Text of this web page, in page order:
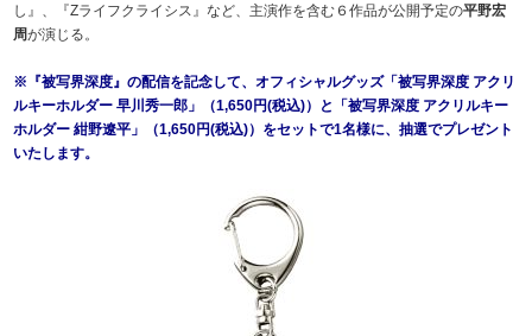
し』、『Zライフクライシス』など、主演作を含む６作品が公開予定の平野宏
周が演じる。
※『被写界深度』の配信を記念して、オフィシャルグッズ「被写界深度 アクリ
ルキーホルダー 早川秀一郎」（1,650円(税込)）と「被写界深度 アクリルキー
ホルダー 紺野遼平」（1,650円(税込)）をセットで1名様に、抽選でプレゼント
いたします。